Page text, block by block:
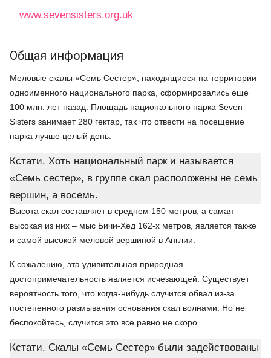
www.sevensisters.org.uk
Общая информация
Меловые скалы «Семь Сестер», находящиеся на территории
одноименного национального парка, сформировались еще
100 млн. лет назад. Площадь национального парка Seven
Sisters занимает 280 гектар, так что отвести на посещение
парка лучше целый день.
Кстати. Хоть национальный парк и называется
«Семь сестер», в группе скал расположены не семь
вершин, а восемь.
Высота скал составляет в среднем 150 метров, а самая
высокая из них – мыс Бичи-Хед 162-х метров, является также
и самой высокой меловой вершиной в Англии.
К сожалению, эта удивительная природная
достопримечательность является исчезающей. Существует
вероятность того, что когда-нибудь случится обвал из-за
постепенного размывания основания скал волнами. Но не
беспокойтесь, случится это все равно не скоро.
Кстати. Скалы «Семь Сестер» были задействованы